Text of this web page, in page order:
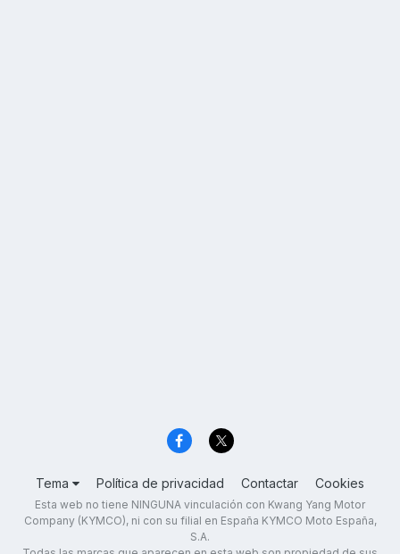
Tema Política de privacidad Contactar Cookies
Esta web no tiene NINGUNA vinculación con Kwang Yang Motor
Company (KYMCO), ni con su filial en España KYMCO Moto España,
S.A.